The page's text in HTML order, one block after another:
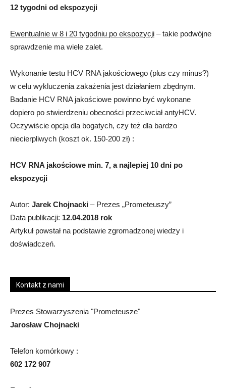
12 tygodni od ekspozycji
Ewentualnie w 8 i 20 tygodniu po ekspozycji – takie podwójne
sprawdzenie ma wiele zalet.
Wykonanie testu HCV RNA jakościowego (plus czy minus?)
w celu wykluczenia zakażenia jest działaniem zbędnym.
Badanie HCV RNA jakościowe powinno być wykonane
dopiero po stwierdzeniu obecności przeciwciał antyHCV.
Oczywiście opcja dla bogatych, czy też dla bardzo
niecierpliwych (koszt ok. 150-200 zł) :
HCV RNA jakościowe min. 7, a najlepiej 10 dni po
ekspozycji
Autor: Jarek Chojnacki – Prezes „Prometeuszy”
Data publikacji: 12.04.2018 rok
Artykuł powstał na podstawie zgromadzonej wiedzy i
doświadczeń.
Kontakt z nami
Prezes Stowarzyszenia "Prometeusze"
Jarosław Chojnacki
Telefon komórkowy :
602 172 907